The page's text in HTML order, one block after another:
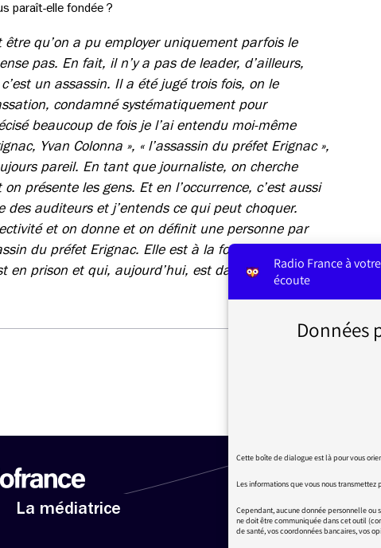
paraît-elle fondée ?
qu’on a pu employer uniquement parfois le
pas. En fait, il n’y a pas de leader, d’ailleurs,
un assassin. Il a été jugé trois fois, on le
condamné systématiquement pour
beaucoup de fois je l’ai entendu moi-même
Yvan Colonna », « l’assassin du préfet Erignac »,
pareil. En tant que journaliste, on cherche
présente les gens. Et en l’occurrence, c’est aussi
auditeurs et j’entends ce qui peut choquer.
et on donne et on définit une personne par
du préfet Erignac. Elle est à la fois un militant
en prison et qui, aujourd’hui, est dans le coma.
La médiatrice
Radio France à votre
écoute
Données
Cette boîte de dialogue est là pour vous
Les informations que vous nous
Cependant, aucune donnée personnelle
ne doit être communiquée dans cet outil
de santé, vos coordonnées bancaires, vos